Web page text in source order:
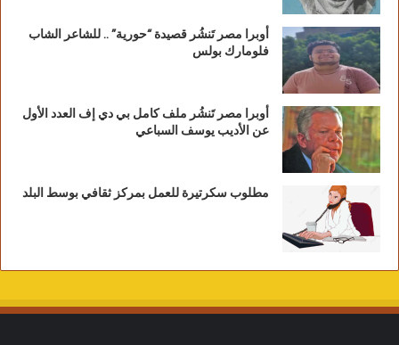
أوبرا مصر تَنشُر قصيدة “حورية” .. للشاعر الشاب
فلومارك بولس
أوبرا مصر تَنشُر ملف كامل بي دي إف العدد الأول
عن الأديب يوسف السباعي
مطلوب سكرتيرة للعمل بمركز ثقافي بوسط البلد